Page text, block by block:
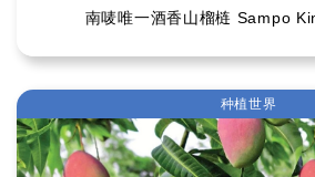
南唛唯一酒香山榴梿 Sampo
种植世界